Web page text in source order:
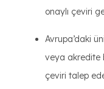
onaylı çeviri
Avrupa’daki
veya akredite
çeviri talep